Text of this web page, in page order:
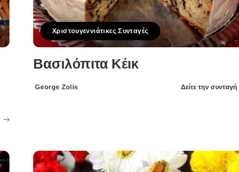
Χριστουγεννιάτικες Συνταγές
Βασιλόπιτα Κέικ
Posted
George Zolis Δείτε την συνταγή